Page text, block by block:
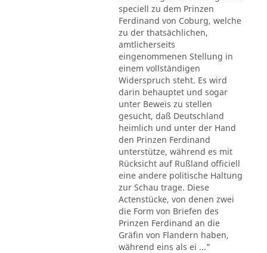
speciell zu dem Prinzen
Ferdinand von Coburg, welche
zu der thatsächlichen,
amtlicherseits
eingenommenen Stellung in
einem vollständigen
Widerspruch steht. Es wird
darin behauptet und sogar
unter Beweis zu stellen
gesucht, daß Deutschland
heimlich und unter der Hand
den Prinzen Ferdinand
unterstütze, während es mit
Rücksicht auf Rußland officiell
eine andere politische Haltung
zur Schau trage. Diese
Actenstücke, von denen zwei
die Form von Briefen des
Prinzen Ferdinand an die
Gräfin von Flandern haben,
während eins als ei ..."